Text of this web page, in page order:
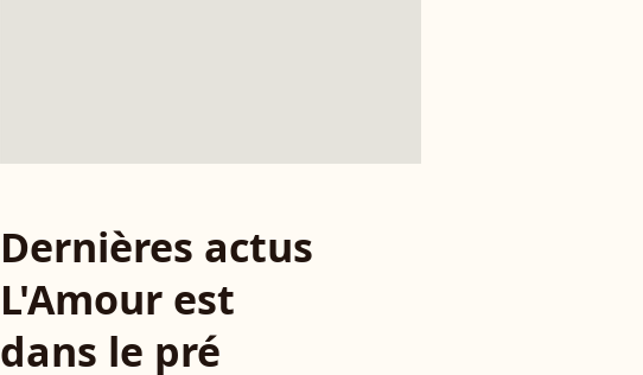
Dernières actus
L'Amour est
dans le pré